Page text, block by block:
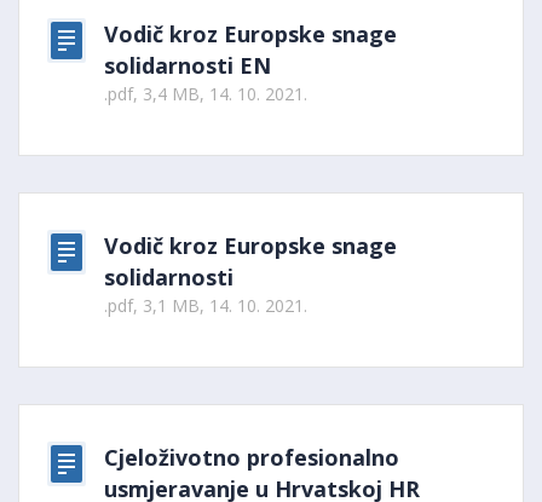
Vodič kroz Europske snage
solidarnosti EN
.pdf, 3,4 MB, 14. 10. 2021.
Vodič kroz Europske snage
solidarnosti
.pdf, 3,1 MB, 14. 10. 2021.
Cjeloživotno profesionalno
usmjeravanje u Hrvatskoj HR